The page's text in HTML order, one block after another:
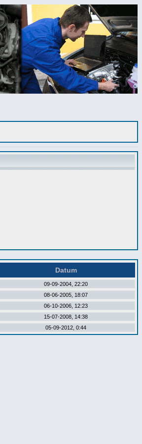
Datum
09-09-2004, 22:20
08-06-2005, 18:07
06-10-2006, 12:23
15-07-2008, 14:38
05-09-2012, 0:44